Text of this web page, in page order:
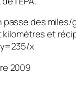
passe des miles/
kilomètres et
x
2009